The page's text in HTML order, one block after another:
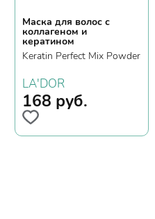
Маска для волос с
коллагеном и
кератином
Keratin Perfect Mix Powder
LA'DOR
168 руб.